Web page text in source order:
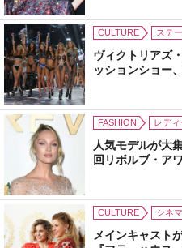
CULTURE ステ
ヴィクトリアズ
ッションショー
FASHION レディ
人気モデルが大
回リボルブ・ア
CULTURE シネ
メインキャスト